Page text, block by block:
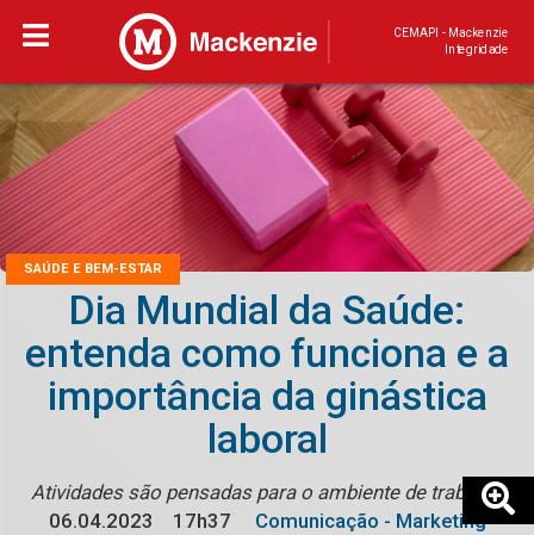
CEMAPI - Mackenzie
Integridade
SAÚDE E BEM-ESTAR
Dia Mundial da Saúde:
entenda como funciona e a
importância da ginástica
laboral
Atividades são pensadas para o ambiente de trabalho
06.04.2023
17h37
Comunicação - Marketing